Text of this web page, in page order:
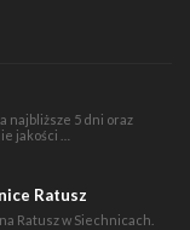
najbliższe 5 dni oraz
jakości …
Ratusz
Ratusz w Siechnicach.